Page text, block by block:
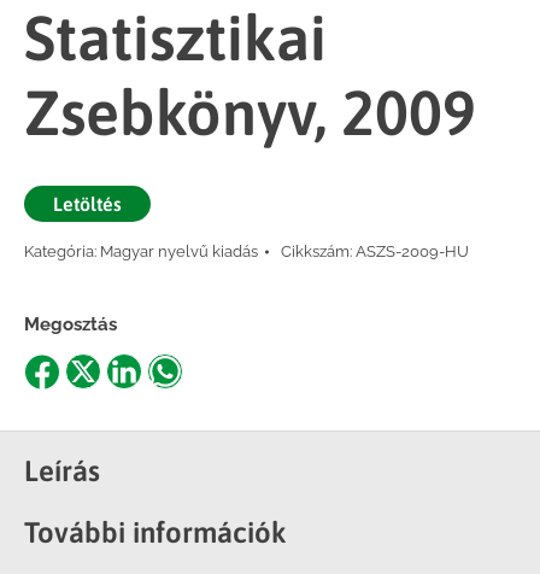
Statisztikai
Zsebkönyv, 2009
Letöltés
Kategória: Magyar nyelvű kiadás Cikkszám: ASZS-2009-HU
Megosztás
Share
Facebook
Share
X
ShareShare
Leírás
További információk